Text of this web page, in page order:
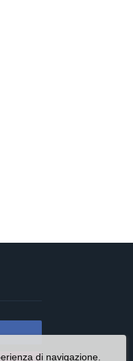
di navigazione.